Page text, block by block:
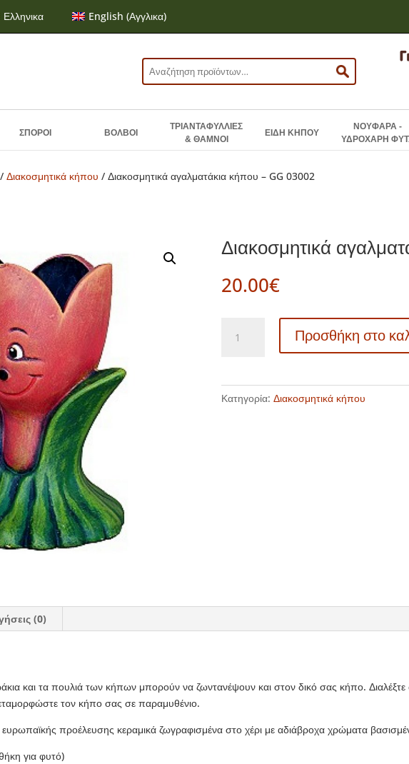
Ελληνικα English (Αγγλικα)
Αναζήτηση
για:
ΣΠΟΡΟΙ ΒΟΛΒΟΙ
ΤΡΙΑΝΤΑΦΥΛΛΙΕΣ
& ΘΑΜΝΟΙ
ΕΙΔΗ ΚΗΠΟΥ
ΝΟΥΦΑΡΑ -
ΥΔΡΟΧΑΡΗ
/Διακοσμητικά κήπου / Διακοσμητικά αγαλματάκια κήπου – GG 03002
Διακοσμητικά
20.00€
αγαλματάκια
03002
Προσθήκη στο
Κατηγορία:Διακοσμητικά κήπου
(0)
και τα πουλιά των κήπων μπορούν να ζωντανέψουν και στον δικό σας κήπο.
τον κήπο σας σε παραμυθένιο.
ευρωπαϊκής προέλευσης κεραμικά ζωγραφισμένα στο χέρι με αδιάβροχα χρώματα
για φυτό)